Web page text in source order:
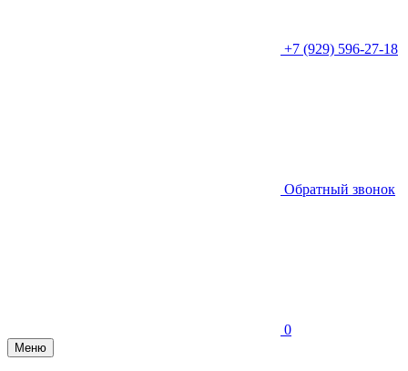
+7 (929) 596-27-18
Обратный звонок
0
Меню